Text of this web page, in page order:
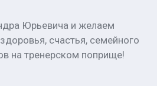
Юрьевича и желаем
счастья, семейного
на тренерском поприще!